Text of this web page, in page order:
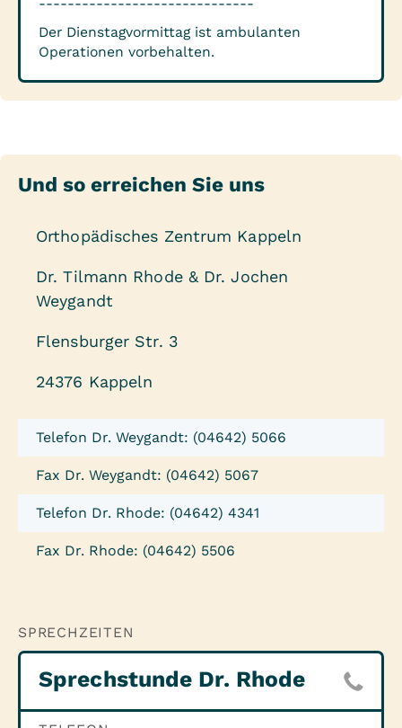
------------------------------
Der Dienstagvormittag ist ambulanten
Operationen vorbehalten.
Und so erreichen Sie uns
Orthopädisches Zentrum Kappeln
Dr. Tilmann Rhode & Dr. Jochen
Weygandt
Flensburger Str. 3
24376 Kappeln
Telefon Dr. Weygandt: (04642) 5066
Fax Dr. Weygandt: (04642) 5067
Telefon Dr. Rhode: (04642) 4341
Fax Dr. Rhode: (04642) 5506
SPRECHZEITEN
Sprechstunde Dr. Rhode